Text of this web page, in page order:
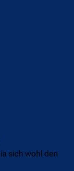
sich wohl den